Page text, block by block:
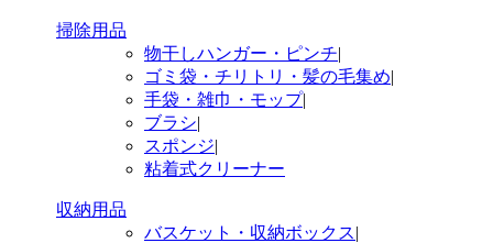
掃除用品
物干しハンガー・ピンチ|
ゴミ袋・チリトリ・髪の毛集め|
手袋・雑巾・モップ|
ブラシ|
スポンジ|
粘着式クリーナー
収納用品
バスケット・収納ボックス|